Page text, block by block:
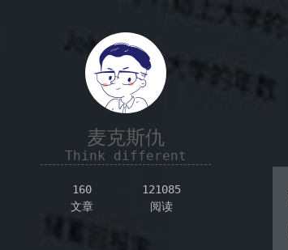
麦克斯仇
Think different
160
文章
121085
阅读